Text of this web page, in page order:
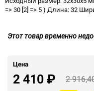
=> 30 [2] => 5 ) Длина: 32
Этот товар временно
Цена
2 410₽ 2